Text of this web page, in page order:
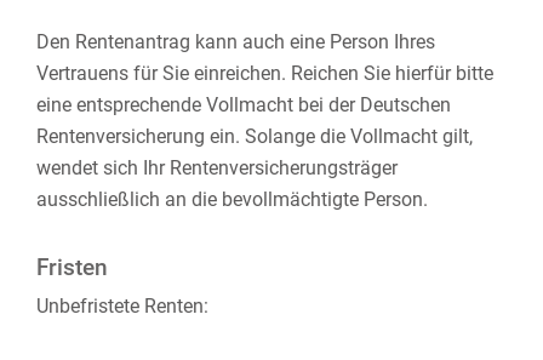
Den Rentenantrag kann auch eine Person Ihres
Vertrauens für Sie einreichen. Reichen Sie hierfür bitte
eine entsprechende Vollmacht bei der Deutschen
Rentenversicherung ein. Solange die Vollmacht gilt,
wendet sich Ihr Rentenversicherungsträger
ausschließlich an die bevollmächtigte Person.
Fristen
Unbefristete Renten: